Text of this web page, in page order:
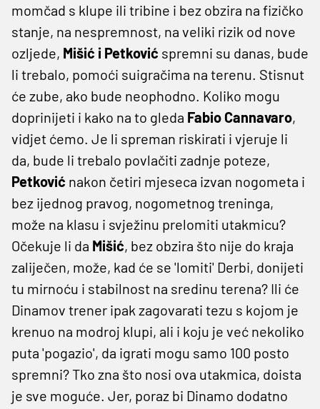
momčad s klupe ili tribine i bez obzira na fizičko
stanje, na nespremnost, na veliki rizik od nove
ozljede, Mišić i Petković spremni su danas, bude
li trebalo, pomoći suigračima na terenu. Stisnut
će zube, ako bude neophodno. Koliko mogu
doprinijeti i kako na to gleda Fabio Cannavaro,
vidjet ćemo. Je li spreman riskirati i vjeruje li
da, bude li trebalo povlačiti zadnje poteze,
Petković nakon četiri mjeseca izvan nogometa i
bez ijednog pravog, nogometnog treninga,
može na klasu i svježinu prelomiti utakmicu?
Očekuje li da Mišić, bez obzira što nije do kraja
zaliječen, može, kad će se 'lomiti' Derbi, donijeti
tu mirnoću i stabilnost na sredinu terena? Ili će
Dinamov trener ipak zagovarati tezu s kojom je
krenuo na modroj klupi, ali i koju je već nekoliko
puta 'pogazio', da igrati mogu samo 100 posto
spremni? Tko zna što nosi ova utakmica, doista
je sve moguće. Jer, poraz bi Dinamo dodatno